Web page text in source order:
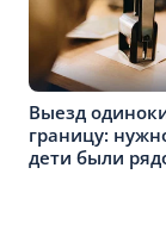
Выезд
границу:
дети были